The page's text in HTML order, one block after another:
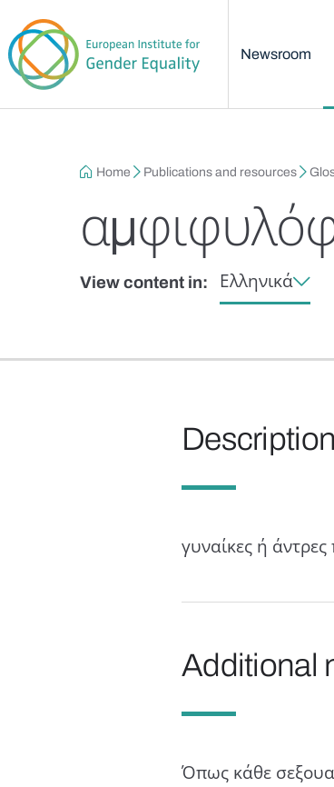
Newsroom
Breadcrumb
Home Publications and resources
View content in: Ελληνικά
Description
γυναίκες ή
Additional
Όπως κάθε